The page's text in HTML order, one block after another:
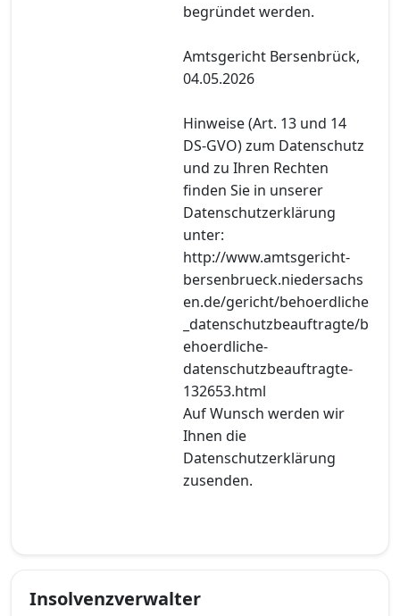
begründet werden.
Amtsgericht Bersenbrück,
04.05.2026
Hinweise (Art. 13 und 14
DS-GVO) zum Datenschutz
und zu Ihren Rechten
finden Sie in unserer
Datenschutzerklärung
unter:
http://www.amtsgericht-
bersenbrueck.niedersachs
en.de/gericht/behoerdliche
_datenschutzbeauftragte/b
ehoerdliche-
datenschutzbeauftragte-
132653.html
Auf Wunsch werden wir
Ihnen die
Datenschutzerklärung
zusenden.
Insolvenzverwalter